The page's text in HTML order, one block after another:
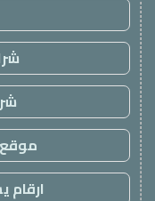
ارقام